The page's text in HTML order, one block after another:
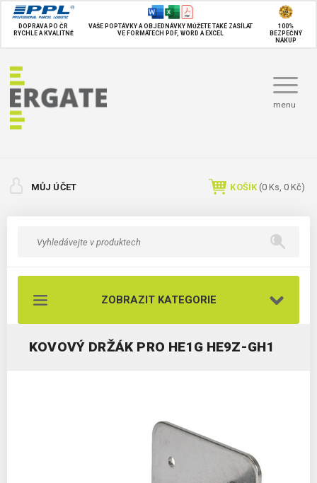
DOPRAVA PO ČR
RYCHLE A KVALITNĚ
VAŠE POPTÁVKY A OBJEDNÁVKY MŮŽETE TAKÉ ZASÍLAT
VE FORMÁTECH PDF, WORD A EXCEL
100%
BEZPEČNÝ
NÁKUP
menu
MŮJ ÚČET KOŠÍK (0 Ks, 0 Kč)
ZOBRAZIT KATEGORIE
KOVOVÝ DRŽÁK PRO HE1G HE9Z-GH1